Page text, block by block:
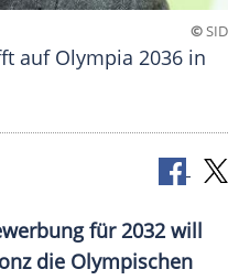
©SID
auf Olympia 2036 in
für 2032 will
die Olympischen